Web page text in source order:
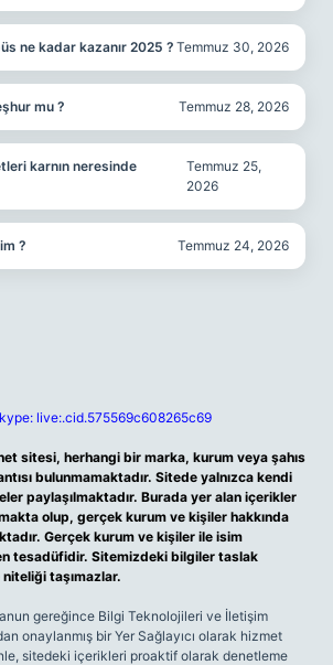
ne kadar kazanır 2025 ? Temmuz 30, 2026
mu ? Temmuz 28, 2026
karnın neresinde
Temmuz 25,
2026
? Temmuz 24, 2026
live:.cid.575569c608265c69
sitesi, herhangi bir marka, kurum veya şahıs
bulunmamaktadır. Sitede yalnızca kendi
paylaşılmaktadır. Burada yer alan içerikler
olup, gerçek kurum ve kişiler hakkında
Gerçek kurum ve kişiler ile isim
tesadüfidir. Sitemizdeki bilgiler taslak
taşımazlar.
gereğince Bilgi Teknolojileri ve İletişim
onaylanmış bir Yer Sağlayıcı olarak hizmet
sitedeki içerikleri proaktif olarak denetleme